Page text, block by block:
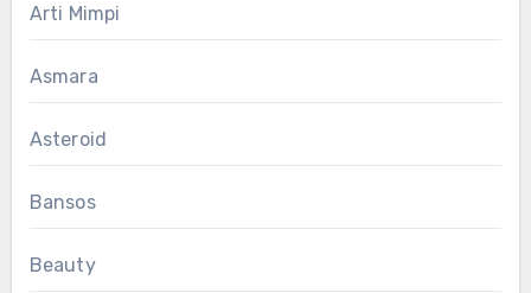
Arti Mimpi
Asmara
Asteroid
Bansos
Beauty